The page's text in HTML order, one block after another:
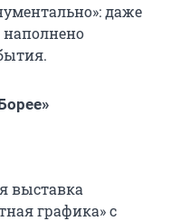
даже
наполнено
выставка
графика» с